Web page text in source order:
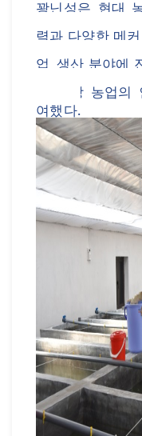
꽝닌성은 현대
력과 다양한 메
업 생산 분야에
지방 농업의
여했다.